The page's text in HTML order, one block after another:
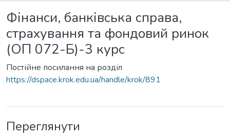
Фінанси, банківська справа,
страхування та фондовий ринок
(ОП 072-Б)-3 курс
Постійне посилання на розділ
https://dspace.krok.edu.ua/handle/krok/891
Переглянути